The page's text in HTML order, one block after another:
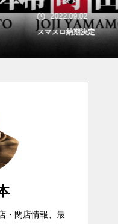
2022.09.02
マスロ納期決定
・閉店情報、最